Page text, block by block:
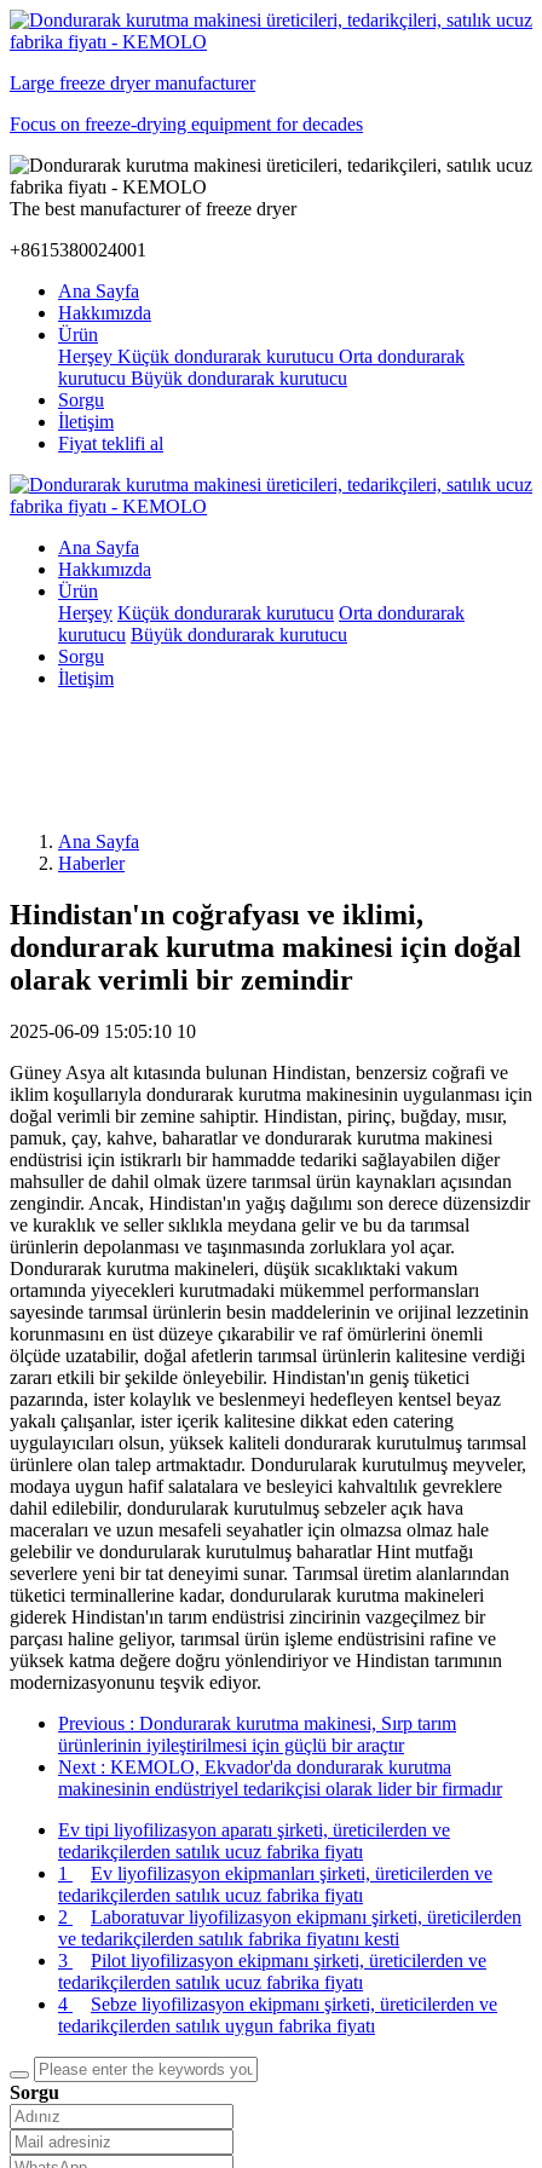
Large freeze dryer manufacturer
Focus on freeze-drying equipment for decades
The best manufacturer of freeze dryer
+8615380024001
Ana Sayfa
Hakkımızda
Ürün
Herşey Küçük dondurarak kurutucu Orta dondurarak
kurutucu Büyük dondurarak kurutucu
Sorgu
İletişim
Fiyat teklifi al
Ana Sayfa
Hakkımızda
Ürün
Herşey Küçük dondurarak kurutucu Orta dondurarak
kurutucu Büyük dondurarak kurutucu
Sorgu
İletişim
Ana Sayfa
Haberler
Hindistan'ın coğrafyası ve iklimi,
dondurarak kurutma makinesi için doğal
olarak verimli bir zemindir
2025-06-09 15:05:10 10
Güney Asya alt kıtasında bulunan Hindistan, benzersiz coğrafi ve
iklim koşullarıyla dondurarak kurutma makinesinin uygulanması için
doğal verimli bir zemine sahiptir. Hindistan, pirinç, buğday, mısır,
pamuk, çay, kahve, baharatlar ve dondurarak kurutma makinesi
endüstrisi için istikrarlı bir hammadde tedariki sağlayabilen diğer
mahsuller de dahil olmak üzere tarımsal ürün kaynakları açısından
zengindir. Ancak, Hindistan'ın yağış dağılımı son derece düzensizdir
ve kuraklık ve seller sıklıkla meydana gelir ve bu da tarımsal
ürünlerin depolanması ve taşınmasında zorluklara yol açar.
Dondurarak kurutma makineleri, düşük sıcaklıktaki vakum
ortamında yiyecekleri kurutmadaki mükemmel performansları
sayesinde tarımsal ürünlerin besin maddelerinin ve orijinal lezzetinin
korunmasını en üst düzeye çıkarabilir ve raf ömürlerini önemli
ölçüde uzatabilir, doğal afetlerin tarımsal ürünlerin kalitesine verdiği
zararı etkili bir şekilde önleyebilir. Hindistan'ın geniş tüketici
pazarında, ister kolaylık ve beslenmeyi hedefleyen kentsel beyaz
yakalı çalışanlar, ister içerik kalitesine dikkat eden catering
uygulayıcıları olsun, yüksek kaliteli dondurarak kurutulmuş tarımsal
ürünlere olan talep artmaktadır. Dondurularak kurutulmuş meyveler,
modaya uygun hafif salatalara ve besleyici kahvaltılık gevreklere
dahil edilebilir, dondurularak kurutulmuş sebzeler açık hava
maceraları ve uzun mesafeli seyahatler için olmazsa olmaz hale
gelebilir ve dondurularak kurutulmuş baharatlar Hint mutfağı
severlere yeni bir tat deneyimi sunar. Tarımsal üretim alanlarından
tüketici terminallerine kadar, dondurularak kurutma makineleri
giderek Hindistan'ın tarım endüstrisi zincirinin vazgeçilmez bir
parçası haline geliyor, tarımsal ürün işleme endüstrisini rafine ve
yüksek katma değere doğru yönlendiriyor ve Hindistan tarımının
modernizasyonunu teşvik ediyor.
Previous : Dondurarak kurutma makinesi, Sırp tarım
ürünlerinin iyileştirilmesi için güçlü bir araçtır
Next : KEMOLO, Ekvador'da dondurarak kurutma
makinesinin endüstriyel tedarikçisi olarak lider bir firmadır
Ev tipi liyofilizasyon aparatı şirketi, üreticilerden ve
tedarikçilerden satılık ucuz fabrika fiyatı
1
Ev liyofilizasyon ekipmanları şirketi, üreticilerden ve
tedarikçilerden satılık ucuz fabrika fiyatı
2
Laboratuvar liyofilizasyon ekipmanı şirketi, üreticilerden
ve tedarikçilerden satılık fabrika fiyatını kesti
3
Pilot liyofilizasyon ekipmanı şirketi, üreticilerden ve
tedarikçilerden satılık ucuz fabrika fiyatı
4
Sebze liyofilizasyon ekipmanı şirketi, üreticilerden ve
tedarikçilerden satılık uygun fabrika fiyatı
Sorgu